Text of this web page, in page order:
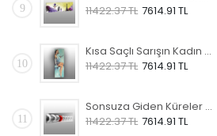
9
11422.37 TL 7614.91 TL
10
Kısa Saçlı Sarışın Kadın Kanvas Saat
11422.37 TL 7614.91 TL
11
Sonsuza Giden Küreler Temalı Kanvas Saat
11422.37 TL 7614.91 TL